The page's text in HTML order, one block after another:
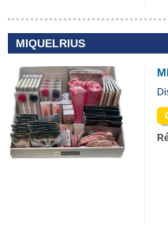
MIQUELRIUS